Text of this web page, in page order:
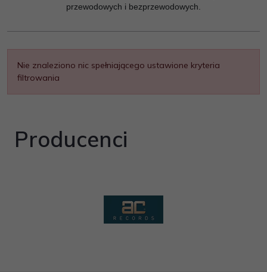
przewodowych i bezprzewodowych.
Nie znaleziono nic spełniającego ustawione kryteria
filtrowania
Producenci